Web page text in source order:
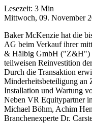
Lesezeit: 3 Min
Mittwoch, 09. November
Baker McKenzie hat die
AG beim Verkauf ihrer
& Hälbig GmbH ("Z&H")
teilweisen Reinvestition
Durch die Transaktion
Minderheitsbeteiligung an
Installation und Wartung
Neben VR Equitypartner
Michael Böhm, Achim
Branchenexperte Dr.